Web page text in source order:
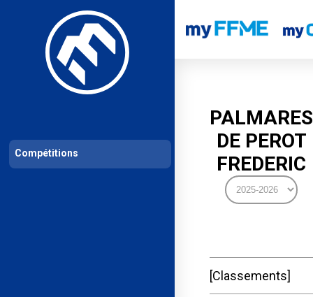
Les compétitions Calendrier de compétitions Classements
PALMARES
DE PEROT
FREDERIC
Classements
Compétitions